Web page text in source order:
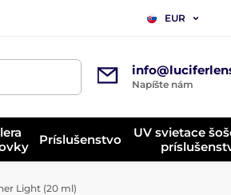
EUR
Napíšte nám
Príslušenstvo
UV svietace
Light (20 ml)